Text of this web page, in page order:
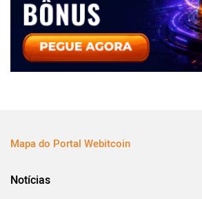
Mapa do Portal Webitcoin
Notícias